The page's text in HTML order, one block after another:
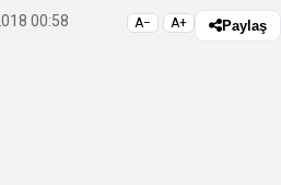
00:58 A− A+ Paylaş